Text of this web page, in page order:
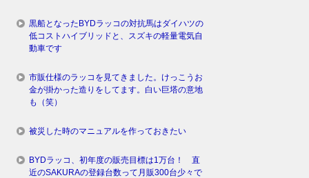
黒船となったBYDラッコの対抗馬はダイハツの
低コストハイブリッドと、スズキの軽量電気自
動車です
市販仕様のラッコを見てきました。けっこうお
金が掛かった造りをしてます。白い巨塔の意地
も（笑）
被災した時のマニュアルを作っておきたい
BYDラッコ、初年度の販売目標は1万台！ 直
近のSAKURAの登録台数って月販300台少々で